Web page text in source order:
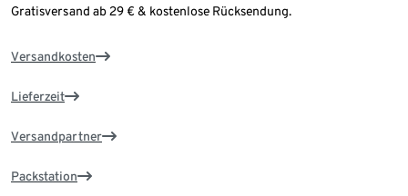
Gratisversand ab 29 € & kostenlose Rücksendung.
Versandkosten
Lieferzeit
Versandpartner
Packstation